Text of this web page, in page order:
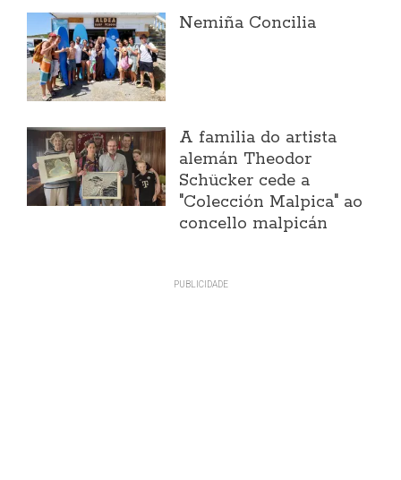
Nemiña Concilia
A familia do artista
alemán Theodor
Schücker cede a
"Colección Malpica" ao
concello malpicán